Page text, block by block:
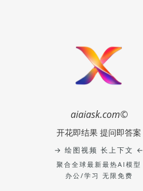
aiaiask.com©
开花即结果 提问即答案
→ 绘图视频 长上下文 ←
聚合全球最新最热AI模型
办公/学习 无限免费